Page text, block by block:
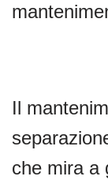
Il
che mira a